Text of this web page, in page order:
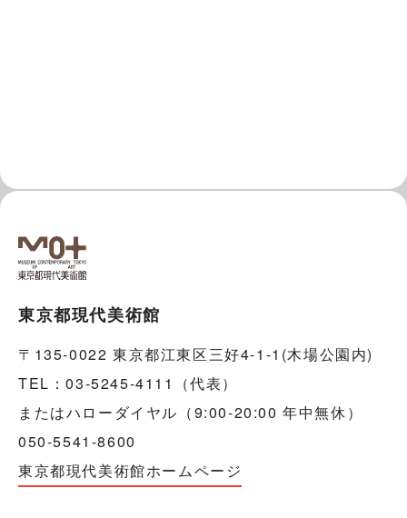
東京都現代美術館
〒135-0022 東京都江東区三好4-1-1(木場公園内)
TEL：03-5245-4111（代表）
またはハローダイヤル（9:00-20:00 年中無休）
050-5541-8600
東京都現代美術館ホームページ